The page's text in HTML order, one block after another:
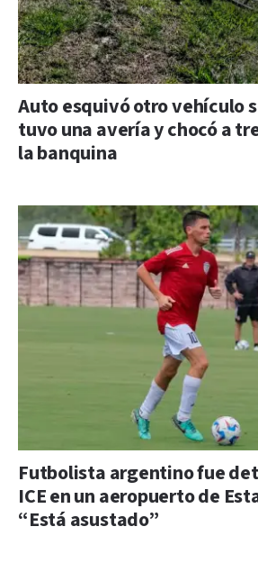
Auto esquivó otro vehículo
tuvo una avería y chocó a
la banquina
Futbolista argentino fue
ICE en un aeropuerto de
“Está asustado”